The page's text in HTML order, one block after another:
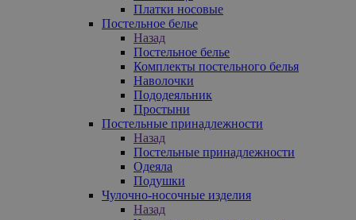
Платки носовые
Постельное белье
Назад
Постельное белье
Комплекты постельного белья
Наволочки
Пододеяльник
Простыни
Постельные принадлежности
Назад
Постельные принадлежности
Одеяла
Подушки
Чулочно-носочные изделия
Назад